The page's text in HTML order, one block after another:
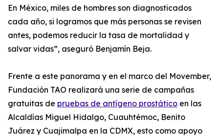
En México, miles de hombres son diagnosticados
cada año, si logramos que más personas se revisen
antes, podemos reducir la tasa de mortalidad y
salvar vidas”, aseguró Benjamín Beja.
Frente a este panorama y en el marco del Movember,
Fundación TAO realizará una serie de campañas
gratuitas de pruebas de antígeno prostático en las
Alcaldías Miguel Hidalgo, Cuauhtémoc, Benito
Juárez y Cuajimalpa en la CDMX, esto como apoyo